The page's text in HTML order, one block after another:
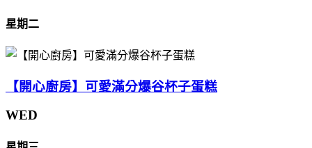
星期二
【開心廚房】可愛滿分爆谷杯子蛋糕
WED